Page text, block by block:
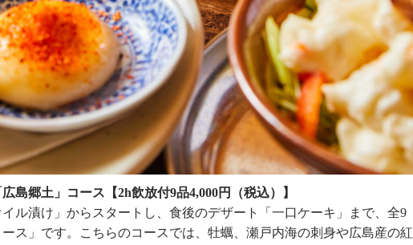
郷土」コース【2h飲放付9品4,000円（税込）】
ル漬け」からスタートし、食後のデザート「一口ケーキ」まで、全9
ス」です。こちらのコースでは、牡蠣、瀬戸内海の刺身や広島産の紅